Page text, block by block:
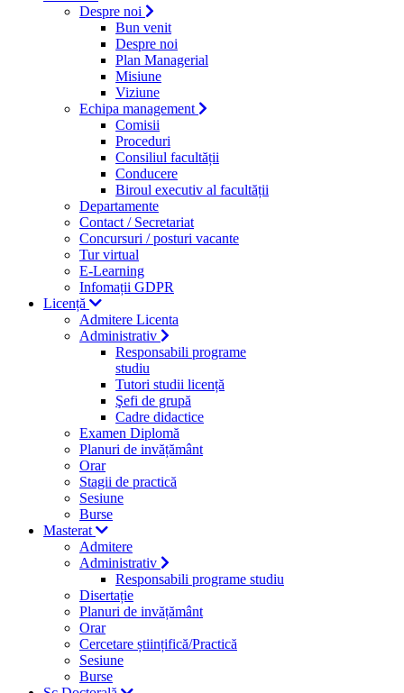
Despre noi
Bun venit
Despre noi
Plan Managerial
Misiune
Viziune
Echipa management
Comisii
Proceduri
Consiliul facultății
Conducere
Biroul executiv al facultății
Departamente
Contact / Secretariat
Concursuri / posturi vacante
Tur virtual
E-Learning
Infomații GDPR
Licență
Admitere Licenta
Administrativ
Responsabili programe
studiu
Tutori studii licență
Şefi de grupă
Cadre didactice
Examen Diplomă
Planuri de invățământ
Orar
Stagii de practică
Sesiune
Burse
Masterat
Admitere
Administrativ
Responsabili programe studiu
Disertație
Planuri de invățământ
Orar
Cercetare științifică/Practică
Sesiune
Burse